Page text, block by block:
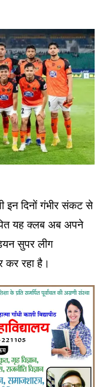
इन दिनों गंभीर संकट से
यह क्लब अब अपने
सुपर लीग
कर रहा है।